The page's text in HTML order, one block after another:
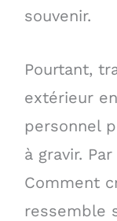
souvenir.
Pourtant,
extérieur
personnel
à gravir.
Comment
ressemble